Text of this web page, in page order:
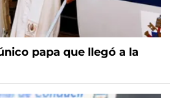
papa que llegó a la